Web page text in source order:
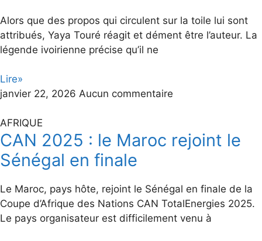
Alors que des propos qui circulent sur la toile lui sont
attribués, Yaya Touré réagit et dément être l’auteur. La
légende ivoirienne précise qu’il ne
Lire»
janvier 22, 2026 Aucun commentaire
AFRIQUE
CAN 2025 : le Maroc rejoint le
Sénégal en finale
Le Maroc, pays hôte, rejoint le Sénégal en finale de la
Coupe d’Afrique des Nations CAN TotalEnergies 2025.
Le pays organisateur est difficilement venu à